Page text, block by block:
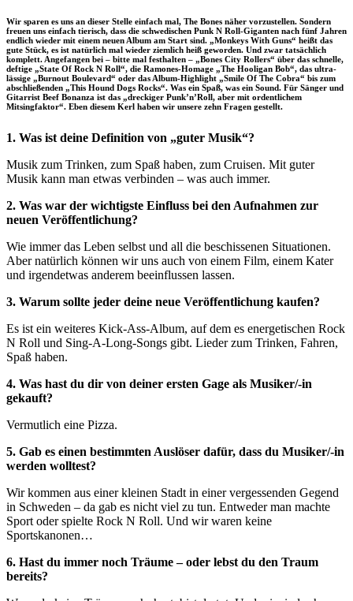
Facebook
clipboard
eMail
Wir sparen es uns an dieser Stelle einfach mal, The Bones näher vorzustellen. Sondern
freuen uns einfach tierisch, dass die schwedischen Punk N Roll-Giganten nach fünf Jahren
endlich wieder mit einem neuen Album am Start sind. „Monkeys With Guns“ heißt das
gute Stück, es ist natürlich mal wieder ziemlich heiß geworden. Und zwar tatsächlich
komplett. Angefangen bei – bitte mal festhalten – „Bones City Rollers“ über das schnelle,
deftige „State Of Rock N Roll“, die Ramones-Homage „The Hooligan Bob“, das ultra-
lässige „Burnout Boulevard“ oder das Album-Highlight „Smile Of The Cobra“ bis zum
abschließenden „This Hound Dogs Rocks“. Was ein Spaß, was ein Sound. Für Sänger und
Gitarrist Beef Bonanza ist das „dreckiger Punk’n’Roll, aber mit ordentlichem
Mitsingfaktor“. Eben diesem Kerl haben wir unsere zehn Fragen gestellt.
1. Was ist deine Definition von „guter Musik“?
Musik zum Trinken, zum Spaß haben, zum Cruisen. Mit guter
Musik kann man etwas verbinden – was auch immer.
2. Was war der wichtigste Einfluss bei den Aufnahmen zur
neuen Veröffentlichung?
Wie immer das Leben selbst und all die beschissenen Situationen.
Aber natürlich können wir uns auch von einem Film, einem Kater
und irgendetwas anderem beeinflussen lassen.
3. Warum sollte jeder deine neue Veröffentlichung kaufen?
Es ist ein weiteres Kick-Ass-Album, auf dem es energetischen Rock
N Roll und Sing-A-Long-Songs gibt. Lieder zum Trinken, Fahren,
Spaß haben.
4. Was hast du dir von deiner ersten Gage als Musiker/-in
gekauft?
Vermutlich eine Pizza.
5. Gab es einen bestimmten Auslöser dafür, dass du Musiker/-in
werden wolltest?
Wir kommen aus einer kleinen Stadt in einer vergessenden Gegend
in Schweden – da gab es nicht viel zu tun. Entweder man machte
Sport oder spielte Rock N Roll. Und wir waren keine
Sportskanonen…
6. Hast du immer noch Träume – oder lebst du den Traum
bereits?